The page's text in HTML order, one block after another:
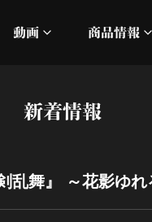
動画
オフィシャルムービー
商品情報
加州清光
江 おん
新着情報
乱舞』 ～花影ゆ